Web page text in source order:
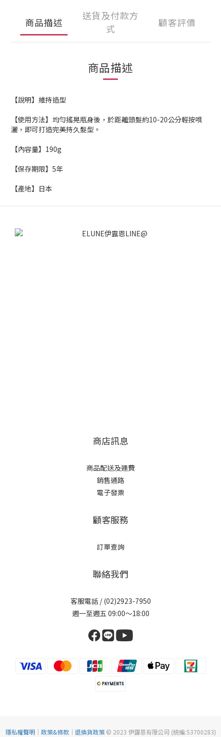
商品描述
送貨及付款方
式
顧客評價
商品描述
【說明】維持造型
【使用方法】均勻搖晃瓶身後，於距離頭髮約10-20公分輕按噴
灑，即可打造完美持久髮型。
【內容量】190g
【保存期限】5年
【產地】日本
商店訊息
商品配送及運費
銷售通路
電子發票
顧客服務
訂單查詢
聯絡我們
客服電話 / (02)2923-7950
週一至週五 09:00～18:00
隱私權聲明｜ 政策&條款｜ 退換貨政策© 2023 伊露恩有限公司 (統編:53700283)